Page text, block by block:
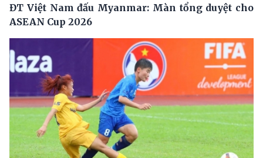
ĐT Việt Nam đấu Myanmar: Màn tổng duyệt cho
ASEAN Cup 2026